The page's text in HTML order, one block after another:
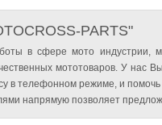
PARTS"
в сфере мото индустрии,
мототоваров. У нас
в телефонном режиме, и
напрямую позволяет